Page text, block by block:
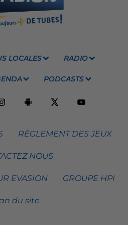
LOCALES RADIO
PODCASTS
RÈGLEMENT DES JEUX
NOUS
EVASION GROUPE HPI
du site